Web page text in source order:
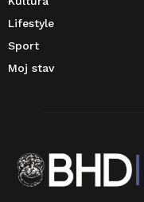
Lifestyle
Sport
Moj stav